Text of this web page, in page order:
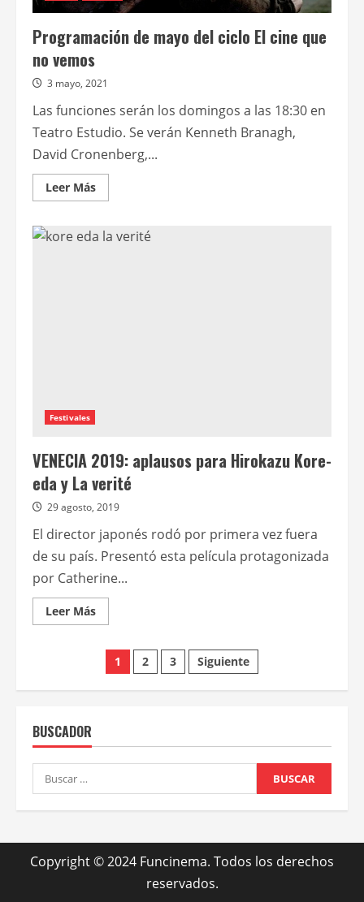
Programación de mayo del ciclo El cine que
no vemos
3 mayo, 2021
Las funciones serán los domingos a las 18:30 en
Teatro Estudio. Se verán Kenneth Branagh,
David Cronenberg,...
Leer MásLeer
más
Programación
de
Festivales
VENECIA 2019: aplausos para Hirokazu Kore-
eda y La verité
29 agosto, 2019
El director japonés rodó por primera vez fuera
de su país. Presentó esta película protagonizada
por Catherine...
Leer MásLeer
más
VENECIA
2019:
aplausos
para
La
Paginación
de
1 2 3 Siguiente
BUSCADOR
Buscar:
Copyright © 2024 Funcinema. Todos los derechos
reservados.